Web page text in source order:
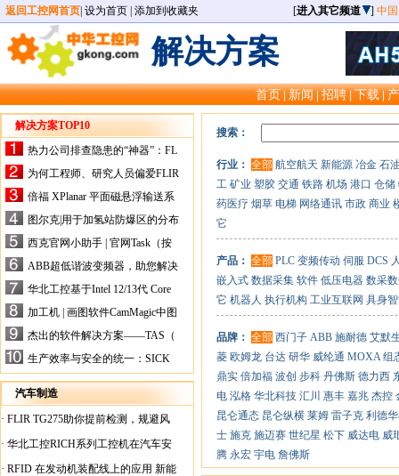
返回工控网首页 设为首页 添加到收藏夹 [进入其它频道 ] 中
解决方案
首页|新闻|招聘|下载|
解决方案TOP10
热力公司排查隐患的“神器”：FL
IR手持式热像仪，高效精准！
为何工程师、研究人员偏爱FLIR
X-HS系列热像仪？精准高效是
关键
倍福 XPlanar 平面磁悬浮输送系
统的创新应用
图尔克|用于加氢站防爆区的分布
式I/O解决方案
西克官网小助手 | 官网Task（按
任务选型）更新预告
ABB超低谐波变频器，助您解决
电气设备运行难题！
华北工控基于Intel 12/13代 Core
的ATX-6159嵌入式主板，推进
机器人市场
加工机 | 画图软件CamMagic中图
层整合的问题
杰出的软件解决方案——TAS（
Turck Automation Suite）
生产效率与安全的统一：SICK
关于机器人技术传感器解决方案
的采访
汽车制造
· FLIR TG275助你提前检测，规避风
险！
· 华北工控RICH系列工控机在汽车安
全检测行业中的应用
· RFID 在发动机装配线上的应用 新能
搜索：
行业： 全部 航空航天 新能源 冶金 石
工 矿业 塑胶 交通 铁路 机场 港口 仓储
药医疗 烟草 电梯 网络通讯 市政 商业
它
产品： 全部 PLC 变频传动 伺服 DCS
嵌入式 数据采集 软件 低压电器 数采
它 机器人 执行机构 工业互联网 具身
品牌： 全部 西门子 ABB 施耐德 艾默
菱 欧姆龙 台达 研华 威纶通 MOXA 组
鼎实 倍加福 波创 步科 丹佛斯 德力西
电 泓格 华北科技 汇川 惠丰 嘉兆 杰控
昆仑通态 昆仑纵横 莱姆 雷子克 利德
士 施克 施迈赛 世纪星 松下 威达电 威
腾 永宏 宇电 詹佛斯